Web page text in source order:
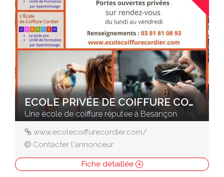
ECOLE PRIVÉE DE COIFFURE CORDIER
Une école de coiffure réputée à Besançon
www.ecolecoiffurecordier.com/
Contacter l'annonceur
Fiche détaillée